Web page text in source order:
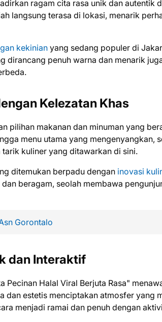
ragam cita rasa unik dan autentik
langsung terasa di lokasi, menarik
kekinian yang sedang populer di
dirancang penuh warna dan menarik
Kelezatan Khas
pilihan makanan dan minuman yang
menu utama yang mengenyangkan,
kuliner yang ditawarkan di sini.
ditemukan berpadu dengan inovasi
beragam, seolah membawa
Gorontalo
dan Interaktif
Pecinan Halal Viral Berjuta Rasa"
dan estetis menciptakan atmosfer yang
menjadi ramai dan penuh dengan